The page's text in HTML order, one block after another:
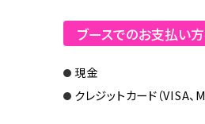
ブースでのお支払い
現金
クレジットカード（VISA、